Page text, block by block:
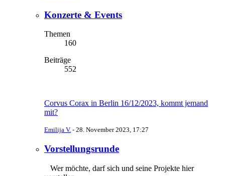
Konzerte & Events
Themen
160
Beiträge
552
Corvus Corax in Berlin 16/12/2023, kommt jemand
mit?
Emilija V. - 28. November 2023, 17:27
Vorstellungsrunde
Wer möchte, darf sich und seine Projekte hier